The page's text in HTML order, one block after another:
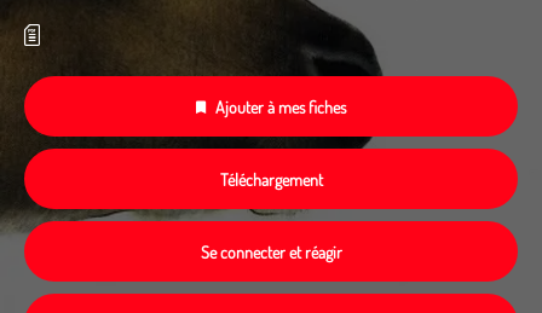
Ajouter à mes fiches
Téléchargement
Se connecter et réagir